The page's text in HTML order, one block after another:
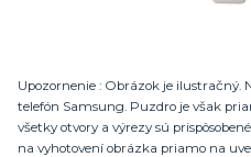
Upozornenie : Obrázok je ilustračný.
telefón Samsung. Puzdro je však
všetky otvory a výrezy sú
na vyhotovení obrázka priamo na